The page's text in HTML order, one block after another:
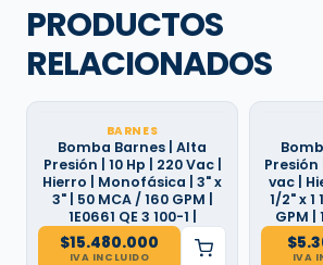
PRODUCTOS
RELACIONADOS
BARNES
Bomba Barnes | Alta
Presión | 10 Hp | 220 Vac |
Hierro | Monofásica | 3" x
3" | 50 MCA / 160 GPM |
1E0661 QE 3 100-1 |
$15.480.000
IVA INCLUIDO
Presión
vac |
1/2" x 1
GPM |
$
IVA